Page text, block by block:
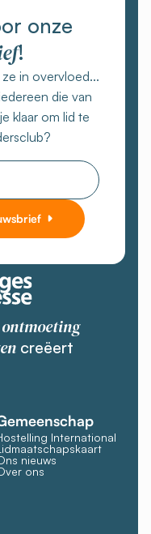
onze
!
in overvloed...
die van
klaar om lid te
ontmoeting
creëert
International
nieuws
ons